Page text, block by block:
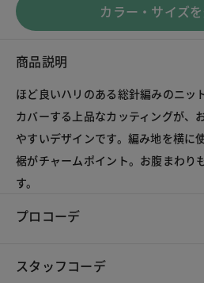
カラー・サイズ
商品説明
ほど良いハリのある総針編みのニッ
カバーする上品なカッティングが、
やすいデザインです。編み地を横に
裾がチャームポイント。お腹まわり
す。
プロコーデ
スタッフコーデ